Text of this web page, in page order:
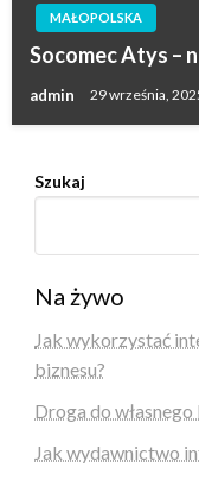
MAŁOPOLSKA
Socomec Atys –
admin 29 września,
Szukaj
Na żywo
Jak wykorzystać
biznesu?
Droga do
Jak wydawnictwo